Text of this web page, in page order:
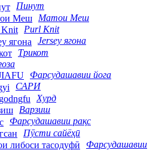
Пинут
Матои Меш
Purl Knit
Jersey ягона
Трикот
Фарсудашавии йога
САРИ
Хурд
Варзиш
Фарсудашавии рақс
Пӯсти сайёҳӣ
Фарсудашавии